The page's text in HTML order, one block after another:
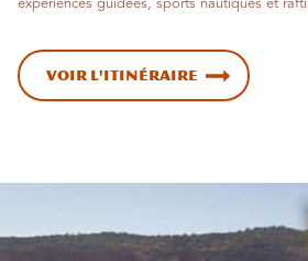
expériences guidées, sports nautiques et
Voir l'itinéraire